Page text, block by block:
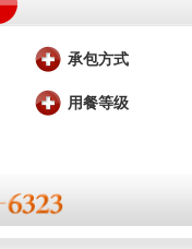
承包方式
用餐等级